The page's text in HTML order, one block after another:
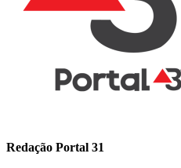
Redação Portal 31